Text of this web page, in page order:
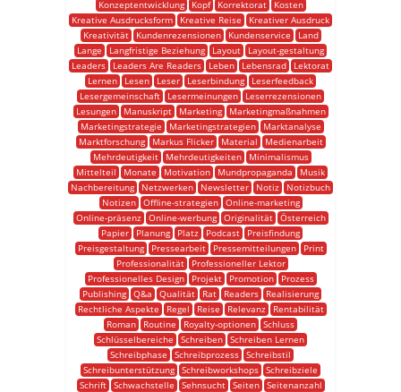
Konzeptentwicklung
Kopf Korrektorat
Kosten
Kreative Ausdrucksform
Kreative Reise
Kreativer Ausdruck
Kreativität
Kundenrezensionen Kundenservice
Land
Lange
Langfristige Beziehung Layout
Layout-gestaltung
Leaders
Leaders Are Readers Leben Lebensrad
Lektorat
Lernen
Lesen Leser Leserbindung
Leserfeedback
Lesergemeinschaft
Lesermeinungen
Leserrezensionen
Lesungen
Manuskript Marketing
Marketingmaßnahmen
Marketingstrategie
Marketingstrategien
Marktanalyse
Marktforschung
Markus Flicker Material
Medienarbeit
Mehrdeutigkeit
Mehrdeutigkeiten
Minimalismus
Mittelteil
Monate Motivation Mundpropaganda
Musik
Nachbereitung
Netzwerken Newsletter Notiz
Notizbuch
Notizen
Offline-strategien
Online-marketing
Online-präsenz
Online-werbung Originalität
Österreich
Papier
Planung Platz Podcast
Preisfindung
Preisgestaltung
Pressearbeit Pressemitteilungen
Print
Professionalität
Professioneller Lektor
Professionelles Design
Projekt Promotion
Prozess
Publishing Q&a Qualität Rat Readers
Realisierung
Rechtliche Aspekte
Regel Reise Relevanz
Rentabilität
Roman
Routine Royalty-optionen Schluss
Schlüsselbereiche
Schreiben Schreiben Lernen
Schreibphase
Schreibprozess Schreibstil
Schreibunterstützung Schreibworkshops Schreibziele
Schrift
Schwachstelle Sehnsucht Seiten
Seitenanzahl